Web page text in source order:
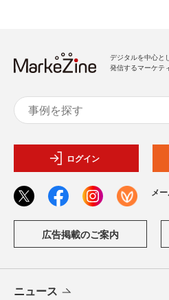
デジタルを中心と
発信するマーケテ
ログイン
メ
広告掲載のご案内
ニュース